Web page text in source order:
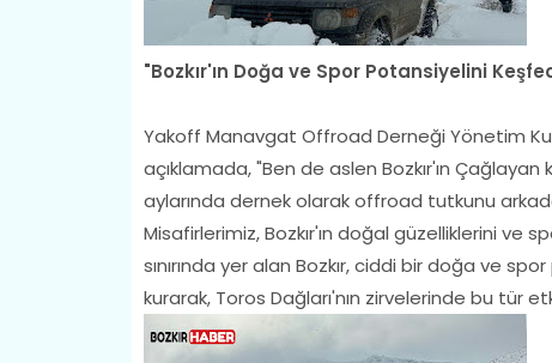
"Bozkır'ın Doğa ve Spor Potansiyelini
Yakoff Manavgat Offroad Derneği Yönetim
açıklamada, "Ben de aslen Bozkır'ın
aylarında dernek olarak offroad tutkunu
Misafirlerimiz, Bozkır'ın doğal güzelliklerini
sınırında yer alan Bozkır, ciddi bir doğa ve
kurarak, Toros Dağları'nın zirvelerinde bu tür